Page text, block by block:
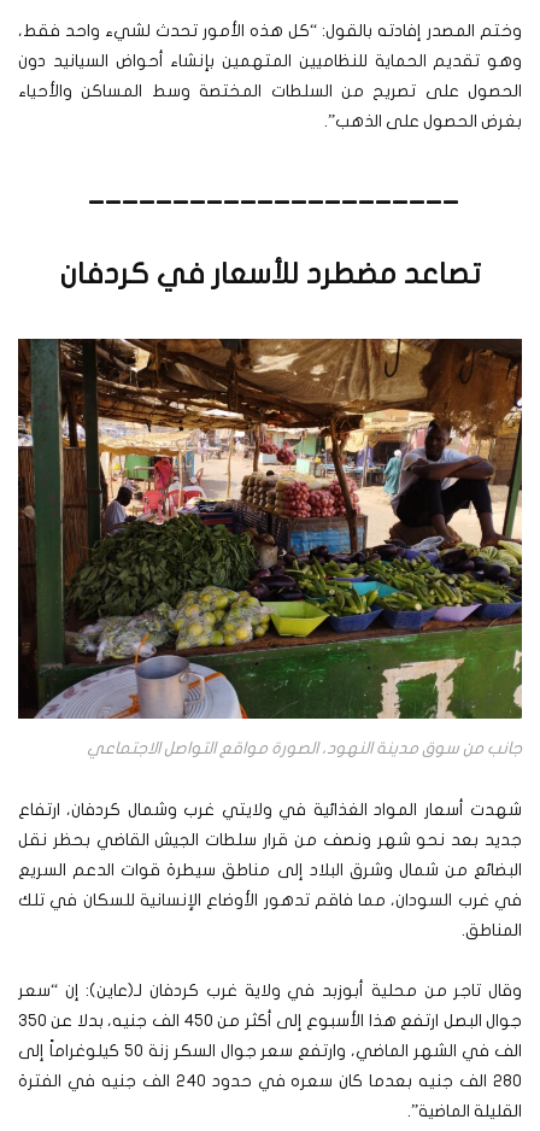
وختم المصدر إفادته بالقول: “كل هذه الأمور تحدث لشيء واحد فقط،
وهو تقديم الحماية للنظاميين المتهمين بإنشاء أحواض السيانيد دون
الحصول على تصريح من السلطات المختصة وسط المساكن والأحياء
بغرض الحصول على الذهب”.
______________________
تصاعد مضطرد للأسعار في كردفان
جانب من سوق مدينة النهود، الصورة مواقع التواصل الاجتماعي
شهدت أسعار المواد الغذائية في ولايتي غرب وشمال كردفان، ارتفاع
جديد بعد نحو شهر ونصف من قرار سلطات الجيش القاضي بحظر نقل
البضائع من شمال وشرق البلاد إلى مناطق سيطرة قوات الدعم السريع
في غرب السودان، مما فاقم تدهور الأوضاع الإنسانية للسكان في تلك
المناطق.
وقال تاجر من محلية أبوزبد في ولاية غرب كردفان لـ(عاين): إن “سعر
جوال البصل ارتفع هذا الأسبوع إلى أكثر من 450 الف جنيه، بدلا عن 350
الف في الشهر الماضي، وارتفع سعر جوال السكر زنة 50 كيلوغراماً إلى
280 الف جنيه بعدما كان سعره في حدود 240 الف جنيه في الفترة
القليلة الماضية”.